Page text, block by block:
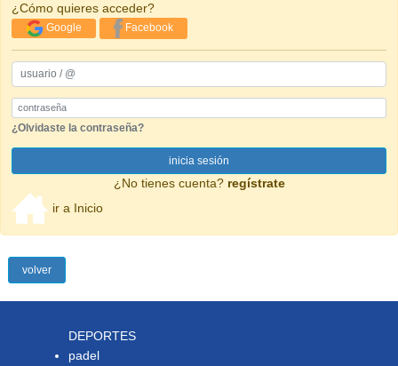
¿Cómo quieres acceder?
Google Facebook
usuario / @
Password
¿Olvidaste la contraseña?
inicia sesión
¿No tienes cuenta? regístrate
ir a Inicio
volver
DEPORTES
padel